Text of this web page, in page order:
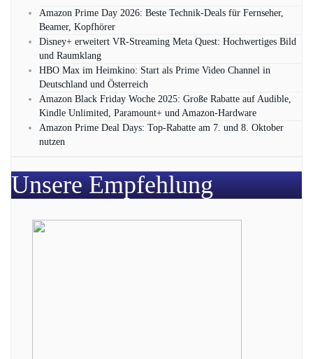
Amazon Prime Day 2026: Beste Technik-Deals für Fernseher,
Beamer, Kopfhörer
Disney+ erweitert VR‑Streaming Meta Quest: Hochwertiges Bild
und Raumklang
HBO Max im Heimkino: Start als Prime Video Channel in
Deutschland und Österreich
Amazon Black Friday Woche 2025: Große Rabatte auf Audible,
Kindle Unlimited, Paramount+ und Amazon‑Hardware
Amazon Prime Deal Days: Top-Rabatte am 7. und 8. Oktober
nutzen
Unsere Empfehlung